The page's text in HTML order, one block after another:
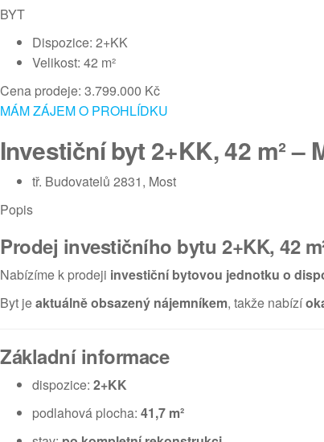
BYT
Dispozice: 2+KK
Velikost: 42 m²
Cena prodeje: 3.799.000 Kč
MÁM ZÁJEM O PROHLÍDKU
Investiční byt 2+KK, 42 m² –
tř. Budovatelů 2831, Most
Popis
Prodej investičního bytu 2+KK, 42
Nabízíme k prodeji investiční bytovou jednotku o
Byt jeaktuálně obsazený nájemníkem, takže nabízí
Základní informace
dispozice: 2+KK
podlahová plocha: 41,7 m²